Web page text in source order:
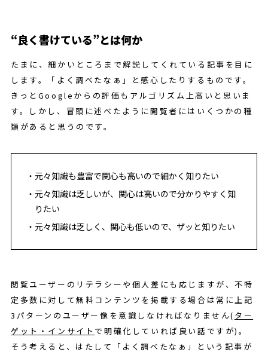
“良く書けている”とは何か
たまに、細かいところまで解説してくれている記事を目に
します。「よく調べたなぁ」と感心したりするものです。
きっとGoogleからの評価もアルゴリズム上高いと思いま
す。しかし、冒頭に述べたように閲覧者にはいくつかの種
類があると思うのです。
元々知識も豊富で関心も高いので細かく知りたい
元々知識は乏しいが、関心は高いので分かりやすく知
りたい
元々知識は乏しく、関心も低いので、ザッと知りたい
閲覧ユーザーのリテラシーや個人差にも応じますが、不特
定多数に対して無料コンテンツを掲載する場合は常に上記
3パターンのユーザー像を意識しなければなりません( ター
ゲット・インサイト で明確化していれば良い話ですが)。
そう考えると、はたして「よく調べたなぁ」という記事が